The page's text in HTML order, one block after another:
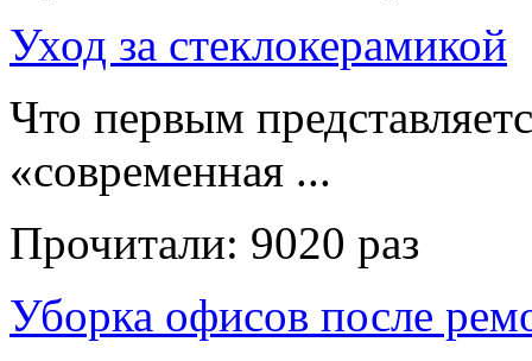
Уход за стеклокерамикой
Что первым
«современная ...
Прочитали: 9020 раз
Уборка офисов после